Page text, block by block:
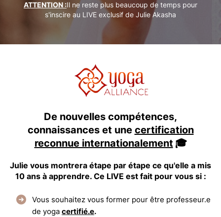
ATTENTION :Il ne reste plus beaucoup de temps pour
s'inscire au LIVE exclusif de Julie Akasha
De nouvelles compétences,
connaissances et une certification
reconnue internationalement🎓
Julie vous montrera étape par étape ce qu'elle a mis
10 ans à apprendre. Ce LIVE est fait pour vous si :
Vous souhaitez vous former pour être professeur.e
de yoga certifié.e.